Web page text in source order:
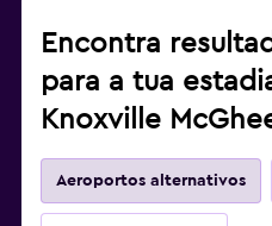
Encontra
para a tua
Knoxville
Aeroportos alternativos